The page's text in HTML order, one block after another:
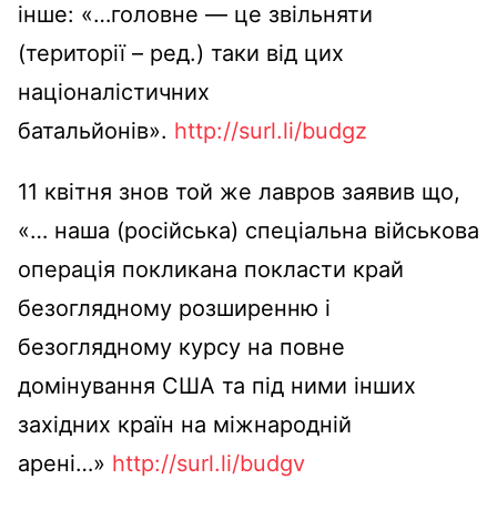
інше: «…головне — це звільняти
(території – ред.) таки від цих
націоналістичних
батальйонів». http://surl.li/budgz
11 квітня знов той же лавров заявив що,
«… наша (російська) спеціальна військова
операція покликана покласти край
безоглядному розширенню і
безоглядному курсу на повне
домінування США та під ними інших
західних країн на міжнародній
арені…» http://surl.li/budgv